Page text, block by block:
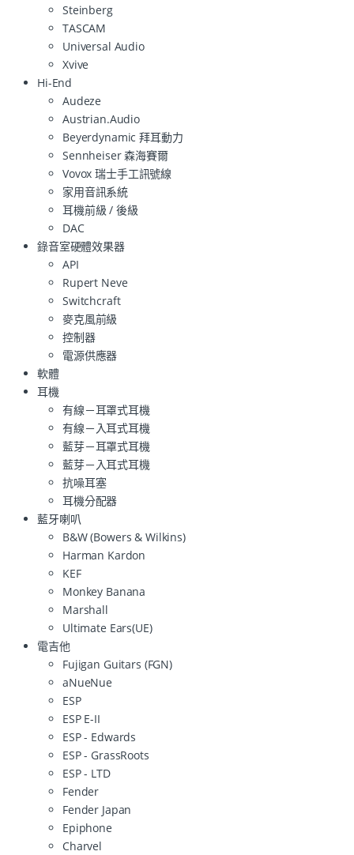
Steinberg
TASCAM
Universal Audio
Xvive
Hi-End
Audeze
Austrian.Audio
Beyerdynamic 拜耳動力
Sennheiser 森海賽爾
Vovox 瑞士手工訊號線
家用音訊系統
耳機前級 / 後級
DAC
錄音室硬體效果器
API
Rupert Neve
Switchcraft
麥克風前級
控制器
電源供應器
軟體
耳機
有線－耳罩式耳機
有線－入耳式耳機
藍芽－耳罩式耳機
藍芽－入耳式耳機
抗噪耳塞
耳機分配器
藍牙喇叭
B&W (Bowers & Wilkins)
Harman Kardon
KEF
Monkey Banana
Marshall
Ultimate Ears(UE)
電吉他
Fujigan Guitars (FGN)
aNueNue
ESP
ESP E-II
ESP - Edwards
ESP - GrassRoots
ESP - LTD
Fender
Fender Japan
Epiphone
Charvel